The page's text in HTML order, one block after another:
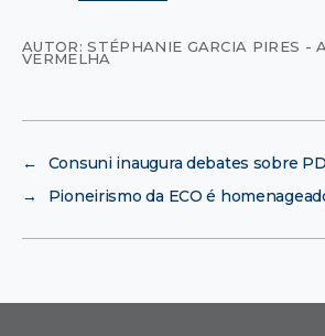
AUTOR: STÉPHANIE GARCIA PIRES -
VERMELHA
←
Consuni inaugura debates sobre
→
Pioneirismo da ECO é